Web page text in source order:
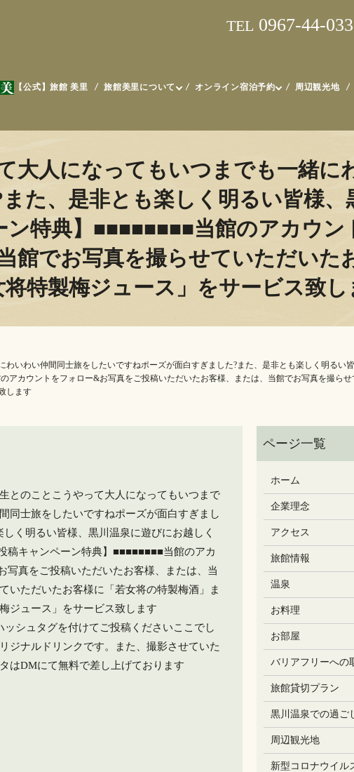
【公式】旅館 美里 旅館美里について オンライン宿泊予約 周辺観光地
TEL 0967-44-
大人になってもいつまでも一緒に
た、是非とも楽しく明るい皆様、
特典】■■■■■■■■当館のアカウ
館でお写真を撮らせていただいた
特製梅ジュース」をサービス致し
いわい仲間同士旅をしたいですねポーズが面白すぎました?また、是非とも楽しく明るい
カウントをフォロー&お写真をご投稿いただいたお客様、または、当館でお写真を撮ら
します
とのことこうやって大人になってもいつまで
同士旅をしたいですねポーズが面白すぎまし
しく明るい皆様、黒川温泉に遊びにお越しく
稿キャンペーン特典】■■■■■■■■当館のアカ
写真をご投稿いただいたお客様、または、当
いただいたお客様に「若女将の特製梅酒」ま
ジュース」をサービス致します
シュタグを付けてご投稿ください️ここでし
ジナルドリンクです。また、撮影させていた
はDMにて無料で差し上げております
ホーム
企業理念
アクセス
旅館情報
温泉
お料理
お部屋
バリアフリーへの
旅館貸切プラン
黒川温泉での過ご
周辺観光地
新型コロナウイル